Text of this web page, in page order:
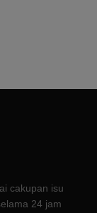
cakupan isu
24 jam